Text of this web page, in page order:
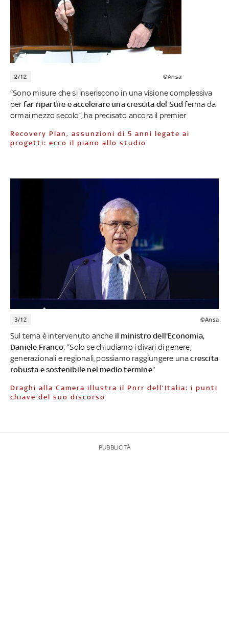
2/12 ©Ansa
“Sono misure che si inseriscono in una visione complessiva
perfar ripartire e accelerare una crescita del Sudferma da
ormai mezzo secolo”, ha precisato ancora il premier
Recovery Plan, assunzioni di 5 anni legate ai
progetti: ecco il piano allo studio
3/12 ©Ansa
Sul tema è intervenuto anche il ministro dell'Economia,
Daniele Franco: “Solo se chiudiamo i divari di genere,
generazionali e regionali, possiamo raggiungere unacrescita
robusta e sostenibile nel medio termine"
Draghi alla Camera illustra il Pnrr dell’Italia: i punti
chiave del suo discorso
PUBBLICITÀ